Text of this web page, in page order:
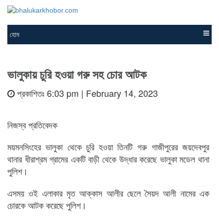
হোম
ভালুকায় চুরি হওয়া গরু সহ চোর আটক
প্রকাশিতঃ 6:03 pm | February 14, 2023
নিজস্ব প্রতিবেদক
ময়মনসিংহের ভালুকা থেকে চুরি হওয়া তিনটি গরু গাজীপুরের জয়দেবপুর
থানার ধীরাশ্রম গ্রামের একটি বাড়ী থেকে উদ্ধার করেছে ভালুকা মডেল থানা
পুলিশ।
এসময় ওই এলাকার মৃত আক্কাস আলীর ছেলে সৈয়দ আলী নামের এক
চোরকে আটক করেছে পুলিশ।